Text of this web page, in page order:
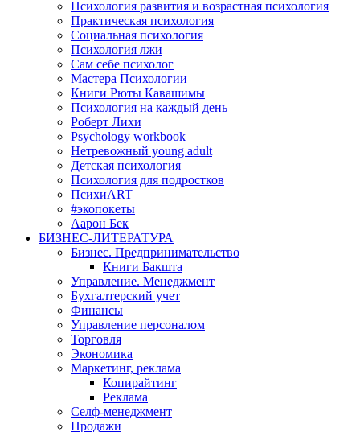
Психология развития и возрастная психология
Практическая психология
Социальная психология
Психология лжи
Сам себе психолог
Мастера Психологии
Книги Рюты Кавашимы
Психология на каждый день
Роберт Лихи
Psychology workbook
Нетревожный young adult
Детская психология
Психология для подростков
ПсихиART
#экопокеты
Аарон Бек
БИЗНЕС-ЛИТЕРАТУРА
Бизнес. Предпринимательство
Книги Бакшта
Управление. Менеджмент
Бухгалтерский учет
Финансы
Управление персоналом
Торговля
Экономика
Маркетинг, реклама
Копирайтинг
Реклама
Селф-менеджмент
Продажи